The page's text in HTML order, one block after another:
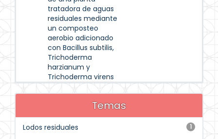
tratadora de aguas
residuales mediante
un composteo
aerobio adicionado
con Bacillus subtilis,
Trichoderma
harzianum y
Trichoderma virens
Temas
1
Lodos residuales